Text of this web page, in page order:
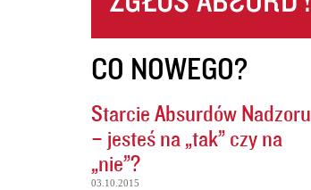
CO NOWEGO?
Starcie Absurdów Nadzoru
– jesteś na „tak” czy na
„nie”?
03.10.2015